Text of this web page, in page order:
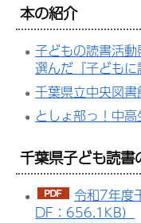
本の紹介
子どもの読書活
選んだ『子ども
千葉県立中央図
としょ部っ！中
千葉県子ども読書
令和7年度
DF：656.1KB）